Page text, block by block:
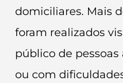
domiciliares. Mais
foram realizados
público de
ou com